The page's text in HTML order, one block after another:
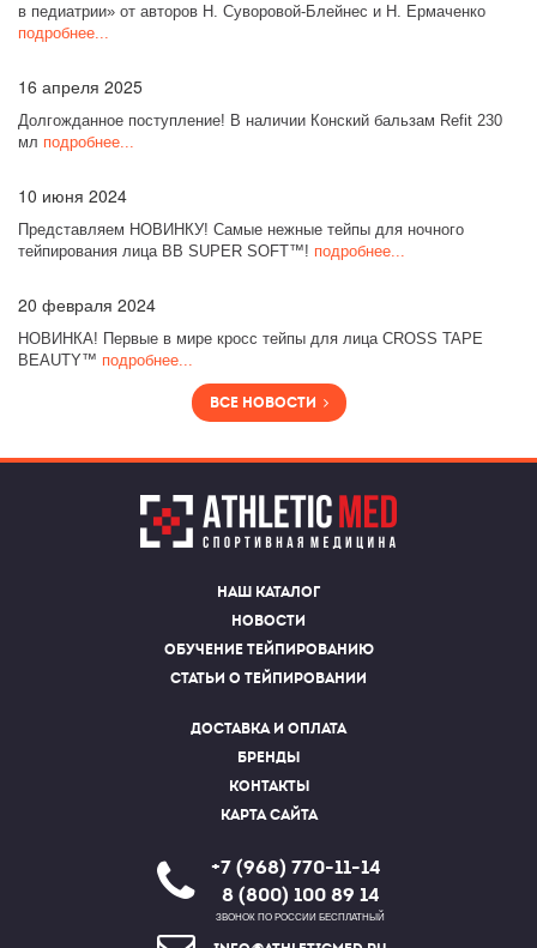
в педиатрии» от авторов Н. Суворовой-Блейнес и Н. Ермаченко
подробнее...
16 апреля 2025
Долгожданное поступление! В наличии Конский бальзам Refit 230
мл подробнее...
10 июня 2024
Представляем НОВИНКУ! Самые нежные тейпы для ночного
тейпирования лица BB SUPER SOFT™! подробнее...
20 февраля 2024
НОВИНКА! Первые в мире кросс тейпы для лица CROSS TAPE
BEAUTY™ подробнее...
Все новости
Наш каталог
Новости
Обучение тейпированию
Статьи о тейпировании
Доставка и оплата
Бренды
Контакты
Карта сайта
+7 (968) 770-11-14
8 (800) 100 89 14
ЗВОНОК ПО РОССИИ БЕСПЛАТНЫЙ